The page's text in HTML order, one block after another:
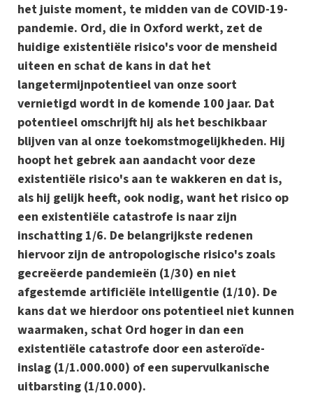
het juiste moment, te midden van de COVID-19-
pandemie. Ord, die in Oxford werkt, zet de
huidige existentiële risico's voor de mensheid
uiteen en schat de kans in dat het
langetermijnpotentieel van onze soort
vernietigd wordt in de komende 100 jaar. Dat
potentieel omschrijft hij als het beschikbaar
blijven van al onze toekomstmogelijkheden. Hij
hoopt het gebrek aan aandacht voor deze
existentiële risico's aan te wakkeren en dat is,
als hij gelijk heeft, ook nodig, want het risico op
een existentiële catastrofe is naar zijn
inschatting 1/6. De belangrijkste redenen
hiervoor zijn de antropologische risico's zoals
gecreëerde pandemieën (1/30) en niet
afgestemde artificiële intelligentie (1/10). De
kans dat we hierdoor ons potentieel niet kunnen
waarmaken, schat Ord hoger in dan een
existentiële catastrofe door een asteroïde-
inslag (1/1.000.000) of een supervulkanische
uitbarsting (1/10.000).